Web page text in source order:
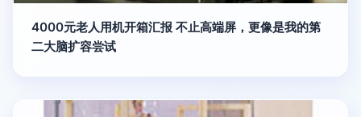
4000元老人用机开箱汇报 不止高端屏，更像是我的第
二大脑扩容尝试